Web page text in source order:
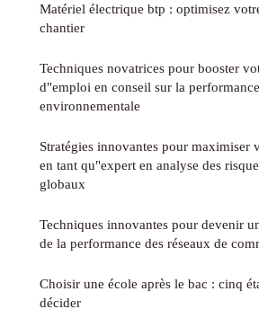
Matériel électrique btp : optimisez
chantier
Techniques novatrices pour booster
d"emploi en conseil sur la performance
environnementale
Stratégies innovantes pour maximiser
en tant qu"expert en analyse des
globaux
Techniques innovantes pour devenir
de la performance des réseaux de
Choisir une école après le bac : cinq
décider